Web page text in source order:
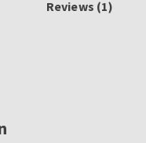
Reviews (1)